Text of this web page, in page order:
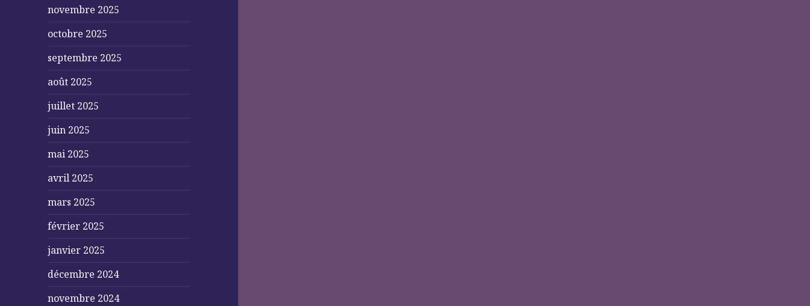
novembre 2025
octobre 2025
septembre 2025
août 2025
juillet 2025
juin 2025
mai 2025
avril 2025
mars 2025
février 2025
janvier 2025
décembre 2024
novembre 2024